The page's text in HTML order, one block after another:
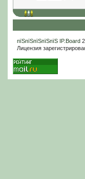
пїЅпїЅпїЅпїЅпїЅ IP.Board
Лицензия